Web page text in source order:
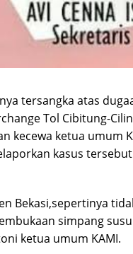
tersangka atas
Tol Cibitung-
kecewa ketua umum
kasus
Bekasi,sepertinya
simpang
ketua umum KAMI.